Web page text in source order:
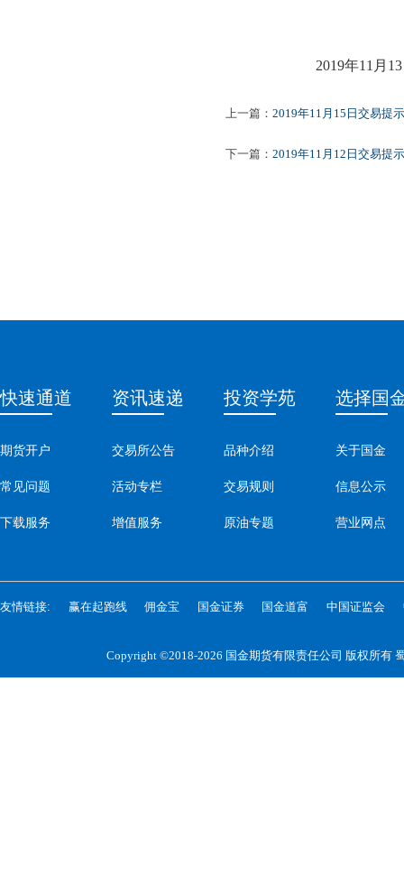
2019年11 月 13
上一篇： 2019年11月15日交易提示
下一篇： 2019年11月12日交易提示
快速通道
期货开户
常见问题
下载服务
资讯速递
交易所公告
活动专栏
增值服务
投资学苑
品种介绍
交易规则
原油专题
选择国
关于国金
信息公示
营业网点
友情链接: 赢在起跑线 佣金宝 国金证券 国金道富 中国证监会
Copyright ©2018-2026 国金期货有限责任公司 版权所有